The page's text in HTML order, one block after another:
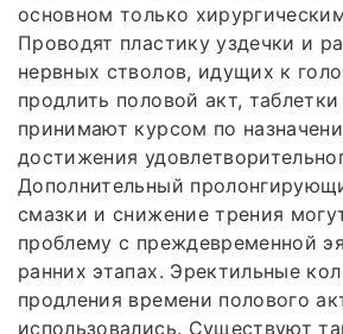
основном только
Проводят пластику уздечки и
нервных стволов, идущих к
продлить половой акт,
принимают курсом по
достижения
Дополнительный
смазки и снижение трения
проблему с преждевременной
ранних этапах. Эректильные
продления времени полового
использовались. Существуют